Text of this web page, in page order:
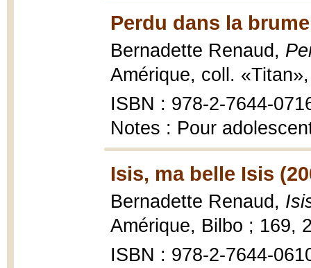
Perdu dans la
Bernadette Renaud,
Amérique, coll.
ISBN : 978-2-7644-
Notes : Pour
Isis, ma belle Isis
Bernadette Renaud,
Amérique, Bilbo ; 169,
ISBN : 978-2-7644-